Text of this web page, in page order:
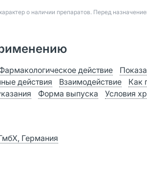
о наличии препаратов. Перед
действие
действия Взаимодействие Как
Форма выпуска Условия
Германия